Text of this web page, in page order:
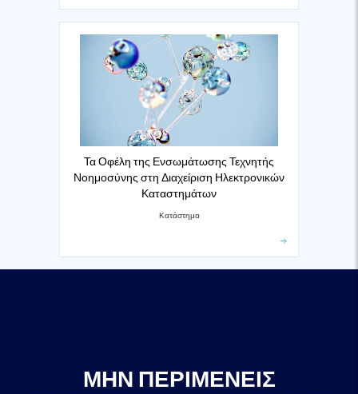
Τα Οφέλη της Ενσωμάτωσης Τεχνητής
Νοημοσύνης στη Διαχείριση Ηλεκτρονικών
Καταστημάτων
Κατάστημα
ΜΗΝ ΠΕΡΙΜΈΝΕΙΣ